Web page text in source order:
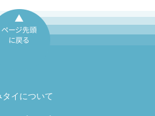
タイについて